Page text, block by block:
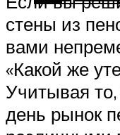
Меню
стены из
вами
«Какой же
Учитывая
день рынок